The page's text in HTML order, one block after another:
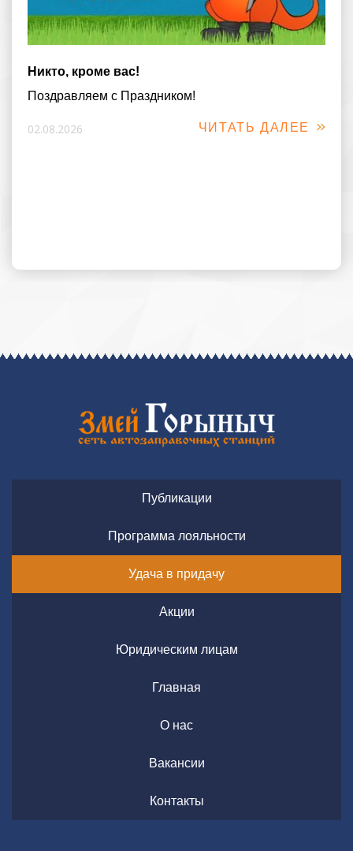
Никто, кроме вас!
Поздравляем с Праздником!
02.08.2026 ЧИТАТЬ ДАЛЕЕ
Публикации
Программа лояльности
Удача в придачу
Акции
Юридическим лицам
Главная
О нас
Вакансии
Контакты